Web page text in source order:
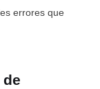
errores que